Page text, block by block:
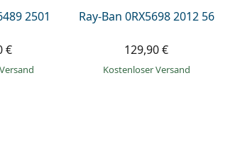
2501
€
Ray-Ban 0RX5698 2012 56
129,90 €
Kostenloser Versand